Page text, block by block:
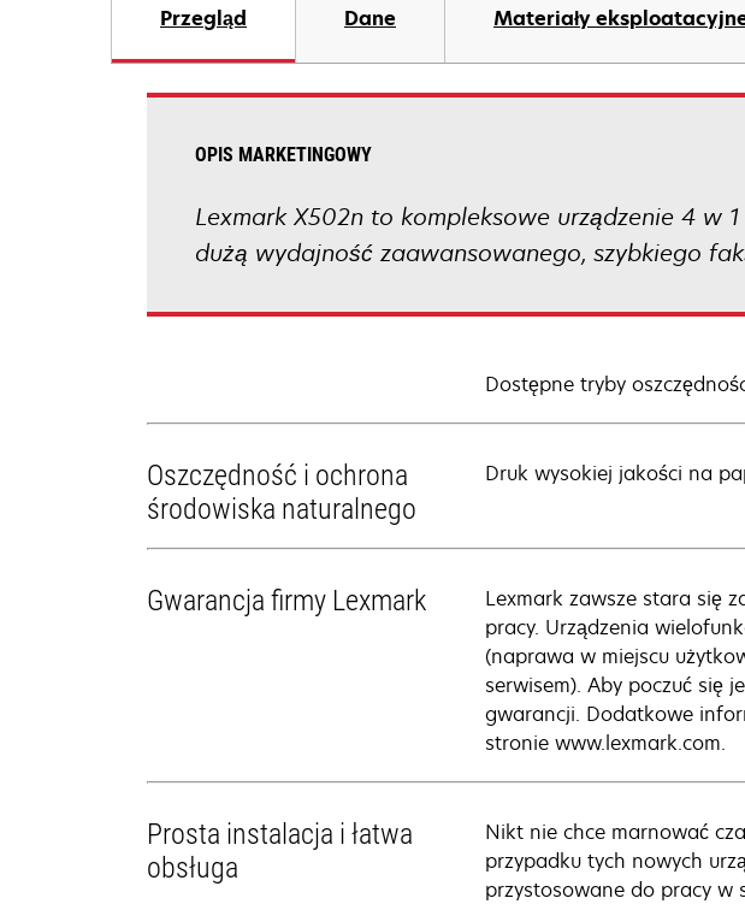
Przegląd Dane Materiały
OPIS MARKETINGOWY
Lexmark X502n to kompleksowe urządzenie 4 w
dużą wydajność zaawansowanego, szybkiego
Dostępne tryby
Oszczędność i ochrona
środowiska naturalnego
Druk wysokiej jakości na
Gwarancja firmy Lexmark
Lexmark zawsze stara się
pracy. Urządzenia
(naprawa w miejscu
serwisem). Aby poczuć się
gwarancji. Dodatkowe
stronie www.lexmark.com.
Prosta instalacja i łatwa
obsługa
Nikt nie chce marnować
przypadku tych nowych
przystosowane do pracy w